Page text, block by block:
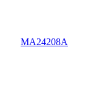
MA24208A